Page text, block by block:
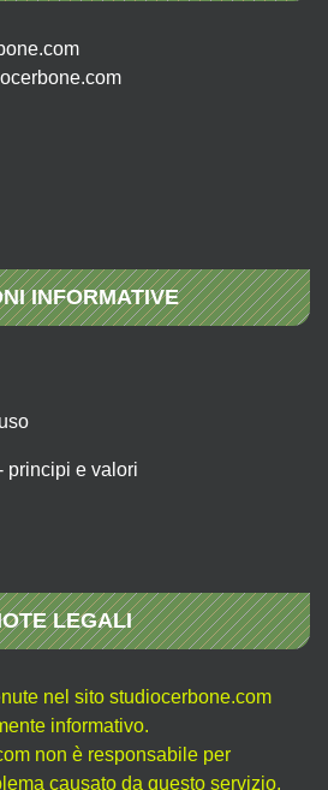
INFORMATIVE
principi e valori
LEGALI
nel sito studiocerbone.com
informativo.
non è responsabile per
causato da questo servizio.